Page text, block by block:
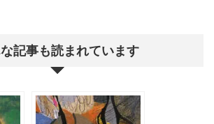
記事も読まれています